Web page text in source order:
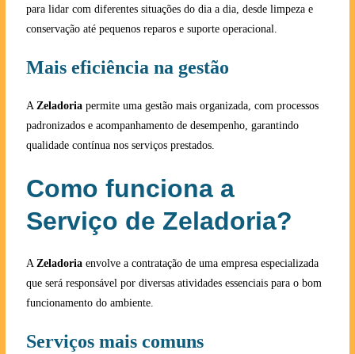
para lidar com diferentes situações do dia a dia, desde limpeza e
conservação até pequenos reparos e suporte operacional.
Mais eficiência na gestão
A Zeladoria permite uma gestão mais organizada, com processos
padronizados e acompanhamento de desempenho, garantindo
qualidade contínua nos serviços prestados.
Como funciona a
Serviço de Zeladoria?
A Zeladoria envolve a contratação de uma empresa especializada
que será responsável por diversas atividades essenciais para o bom
funcionamento do ambiente.
Serviços mais comuns